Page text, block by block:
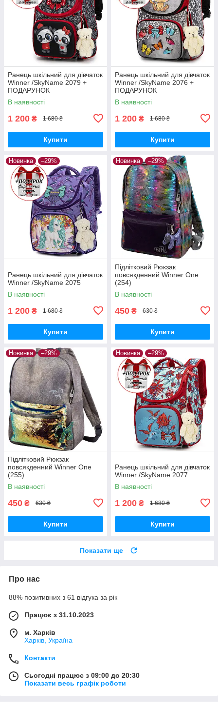
Ранець шкільний для дівчаток
Winner /SkyName 2079 +
ПОДАРУНОК
В наявності
1 200 ₴ 1 680 ₴
Купити
Ранець шкільний для дівчаток
Winner /SkyName 2076 +
ПОДАРУНОК
В наявності
1 200 ₴ 1 680 ₴
Купити
Новинка –29%
Ранець шкільний для дівчаток
Winner /SkyName 2075
В наявності
1 200 ₴ 1 680 ₴
Купити
Новинка –29%
Підлітковий Рюкзак
повсякденний Winner One
(254)
В наявності
450 ₴ 630 ₴
Купити
Новинка –29%
Підлітковий Рюкзак
повсякденний Winner One
(255)
В наявності
450 ₴ 630 ₴
Купити
Новинка –29%
Ранець шкільний для дівчаток
Winner /SkyName 2077
В наявності
1 200 ₴ 1 680 ₴
Купити
Показати ще
Про нас
88% позитивних з 61 відгука за рік
Працює з 31.10.2023
м. Харків
Харків, Україна
Контакти
Сьогодні працює з 09:00 до 20:30
Показати весь графік роботи